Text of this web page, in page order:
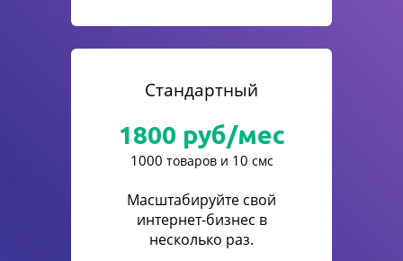
Стандартный
1800 руб/мес
1000 товаров и 10 смс
Масштабируйте свой
интернет-бизнес в
несколько раз.